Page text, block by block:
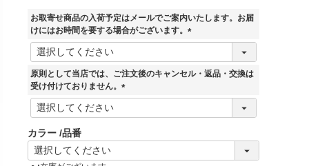
お取寄せ商品の入荷予定はメールでご案内いたします。お届
けにはお時間を要する場合がございます。
(
須
原則として当店では、ご注文後のキャンセル・返品・交換は
受け付けておりません。
(
)
カラー 品番